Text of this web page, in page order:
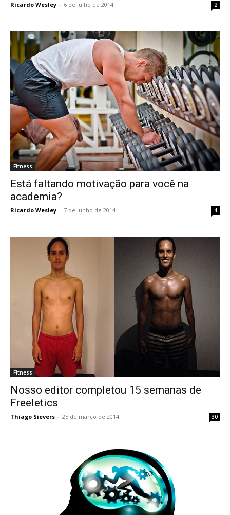
Ricardo Wesley - 6 de julho de 2014 2
Fitness
Está faltando motivação para você na
academia?
Ricardo Wesley - 7 de junho de 2014 4
Fitness
Nosso editor completou 15 semanas de
Freeletics
Thiago Sievers - 25 de março de 2014 30